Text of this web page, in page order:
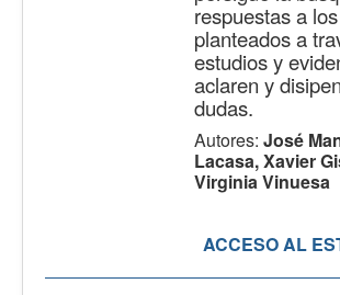
respuestas a
planteados a
estudios y
aclaren y
dudas.
Autores: José
Lacasa, Xavier
Virginia Vinuesa
ACCESO AL